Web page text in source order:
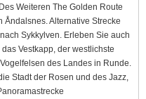
Weiteren The Golden Route
Alternative Strecke
Sykkylven. Erleben Sie auch
Vestkapp, der westlichste
des Landes in Runde.
Stadt der Rosen und des Jazz,